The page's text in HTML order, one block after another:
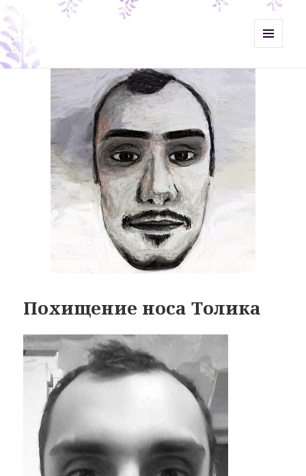
ВИДЖЕТЫ
Похищение носа Толика